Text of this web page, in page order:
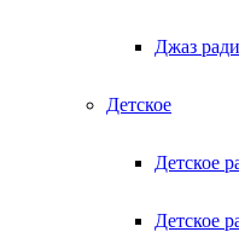
Джаз
Детское
Детское
Детское